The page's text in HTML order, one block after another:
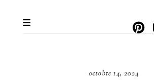
octobre 14, 2024